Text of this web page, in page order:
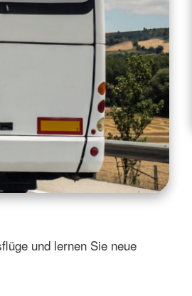
und lernen Sie neue